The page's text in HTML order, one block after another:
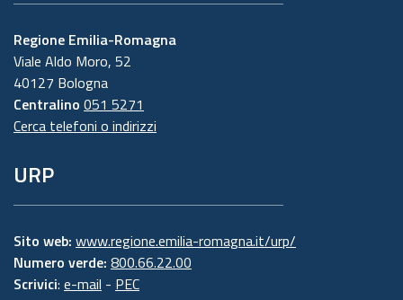
Regione Emilia-Romagna
Viale Aldo Moro, 52
40127 Bologna
Centralino 051 5271
Cerca telefoni o indirizzi
URP
Sito web: www.regione.emilia-romagna.it/urp/
Numero verde: 800.66.22.00
Scrivici: e-mail - PEC